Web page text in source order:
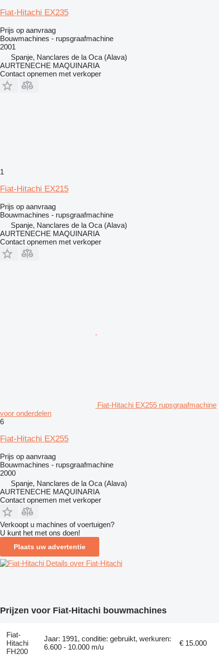
Fiat-Hitachi EX235
Prijs op aanvraag
Bouwmachines - rupsgraafmachine
2001
Spanje, Nanclares de la Oca (Alava)
AURTENECHE MAQUINARIA
Contact opnemen met verkoper
1
Fiat-Hitachi EX215
Prijs op aanvraag
Bouwmachines - rupsgraafmachine
Spanje, Nanclares de la Oca (Alava)
AURTENECHE MAQUINARIA
Contact opnemen met verkoper
Fiat-Hitachi EX255 rupsgraafmachine
voor onderdelen
6
Fiat-Hitachi EX255
Prijs op aanvraag
Bouwmachines - rupsgraafmachine
2000
Spanje, Nanclares de la Oca (Alava)
AURTENECHE MAQUINARIA
Contact opnemen met verkoper
Verkoopt u machines of voertuigen?
U kunt het met ons doen!
Plaats uw advertentie
Details over Fiat-Hitachi
Prijzen voor Fiat-Hitachi bouwmachines
Fiat-
Hitachi
FH200
Jaar: 1991, conditie: gebruikt, werkuren:
6.600 - 10.000 m/u
€ 15.000